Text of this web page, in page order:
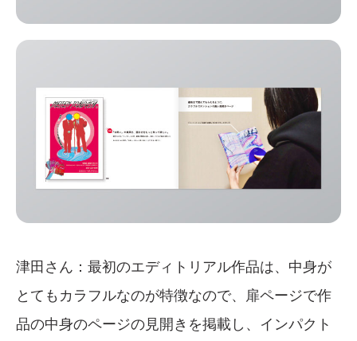
津田さん：最初のエディトリアル作品は、中身が
とてもカラフルなのが特徴なので、扉ページで作
品の中身のページの見開きを掲載し、インパクト